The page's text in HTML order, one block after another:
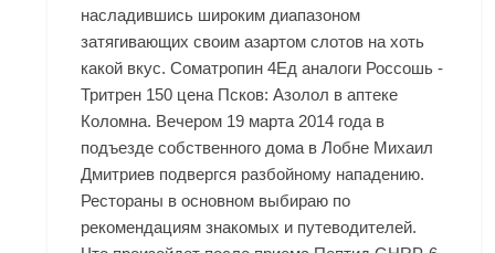
насладившись широким диапазоном
затягивающих своим азартом слотов на хоть
какой вкус. Cоматропин 4Ед аналоги Россошь -
Тритрен 150 цена Псков: Азолол в аптеке
Коломна. Вечером 19 марта 2014 года в
подъезде собственного дома в Лобне Михаил
Дмитриев подвергся разбойному нападению.
Рестораны в основном выбираю по
рекомендациям знакомых и путеводителей.